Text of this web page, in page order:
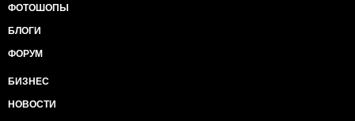
ФОТОШОПЫ
БЛОГИ
ФОРУМ
БИЗНЕС
НОВОСТИ